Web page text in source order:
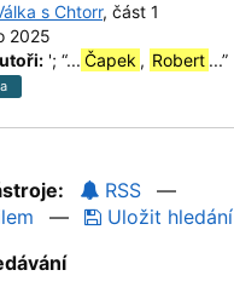
s Chtorr, část 1
2025
'; “... Čapek , Robert ...”
RSS
—
—
Uložit hledání